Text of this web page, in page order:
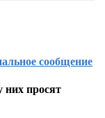
сообщение
просят